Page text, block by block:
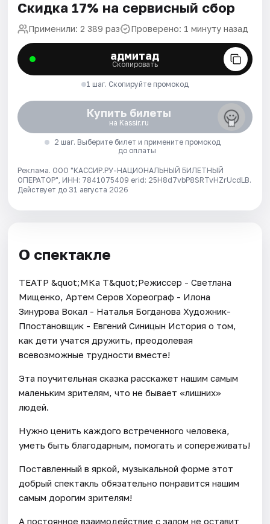
Скидка 17% на сервисный сбор
Применили: 2 389 раз Проверено: 1 минуту назад
адмитад
Скопировать
1 шаг. Скопируйте промокод
Купить билеты
на Kassir.ru
2 шаг. Выберите билет и примените промокод
до оплаты
Реклама. ООО "КАССИР.РУ-НАЦИОНАЛЬНЫЙ БИЛЕТНЫЙ
ОПЕРАТОР", ИНН: 7841075409 erid: 25H8d7vbP8SRTvHZrUcdLB.
Действует до 31 августа 2026
О спектакле
ТЕАТР &quot;МКа Т&quot;Режиссер - Светлана
Мищенко, Артем Серов Хореограф - Илона
Зинурова Вокал - Наталья Богданова Художник-
Ппостановщик - Евгений Синицын История о том,
как дети учатся дружить, преодолевая
всевозможные трудности вместе!
Эта поучительная сказка расскажет нашим самым
маленьким зрителям, что не бывает «лишних»
людей.
Нужно ценить каждого встреченного человека,
уметь быть благодарным, помогать и сопереживать!
Поставленный в яркой, музыкальной форме этот
добрый спектакль обязательно понравится нашим
самым дорогим зрителям!
А постоянное взаимодействие с залом не оставит